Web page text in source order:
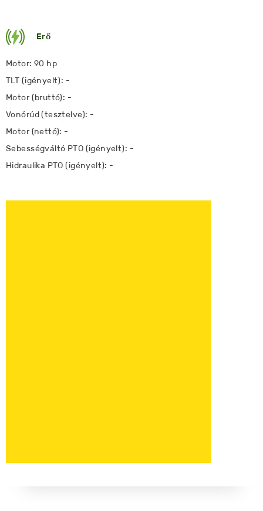
Erő
Motor: 90 hp
TLT (igényelt): -
Motor (bruttó): -
Vonórúd (tesztelve): -
Motor (nettó): -
Sebességváltó PTO (igényelt): -
Hidraulika PTO (igényelt): -